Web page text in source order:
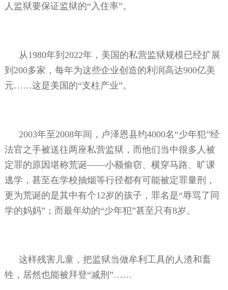
人监狱要保证监狱的“入住率”。
从 1980年到 2022年，美国的私营监狱规模已经扩展
到 200多家，每年为这些企业创造的利润高达900亿美
元……这是美国的“支柱产业”。
2003年至2008年间，卢泽恩县约4000名“少年犯”经
法官之手被送往两座私营监狱，而他们当中很多人被
定罪的原因堪称荒诞——小额偷窃、横穿马路、旷课
逃学，甚至在学校抽烟等行径都有可能被定罪量刑，
更为荒诞的是其中有个12岁的孩子，罪名是“辱骂了同
学的妈妈”；而最年幼的“少年犯”甚至只有8岁。
这样残害儿童，把监狱当做牟利工具的人渣和畜
牲，居然也能被拜登“减刑”……